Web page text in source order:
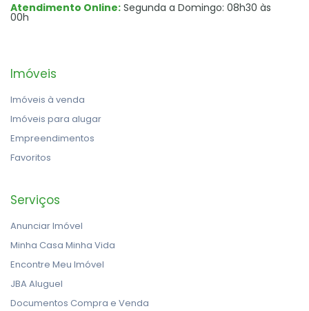
Atendimento Online: Segunda a Domingo: 08h30 às
00h
Imóveis
Imóveis à venda
Imóveis para alugar
Empreendimentos
Favoritos
Serviços
Anunciar Imóvel
Minha Casa Minha Vida
Encontre Meu Imóvel
JBA Aluguel
Documentos Compra e Venda